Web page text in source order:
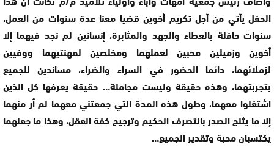
الحفل يأتي من أجل تكريم أخوين قضيا معنا عدة سنوات من العمل،
سنوات حافلة بالعطاء والجهد والمثابرة، إنسانين لم نجد فيهما إلا
أخوين وزميلين محبين لعملهما ومخلصين لمهنتيهما ووفيين
لزملائهما، دائما الحضور في السراء والضراء، مساندين للجميع
بتجربتهما، وهذه حقيقة وليست مجاملة… حقيقة يعرفها كل الذين
اشتغلوا معهما، وطول هذه المدة التي جمعتني معهما لم أر منهما
إلا ما يثلج الصدر بالتصرف الحكيم وترجيح كفة العقل، وهذا ما جعلهما
يكتسبان محبة وتقدير الجميع…